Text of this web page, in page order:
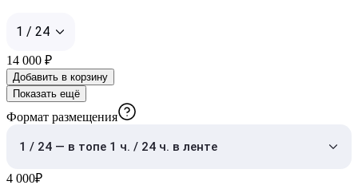
1 / 24
14 000 ₽
Добавить в корзину
Показать ещё
Формат размещения
1 / 24 — в топе 1 ч. / 24 ч. в ленте
4 000₽